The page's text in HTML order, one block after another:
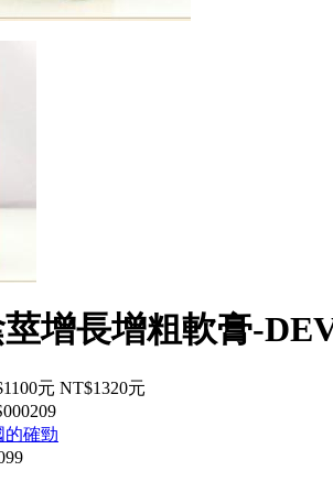
增長增粗軟膏-
元 NT$1320元
的確勁